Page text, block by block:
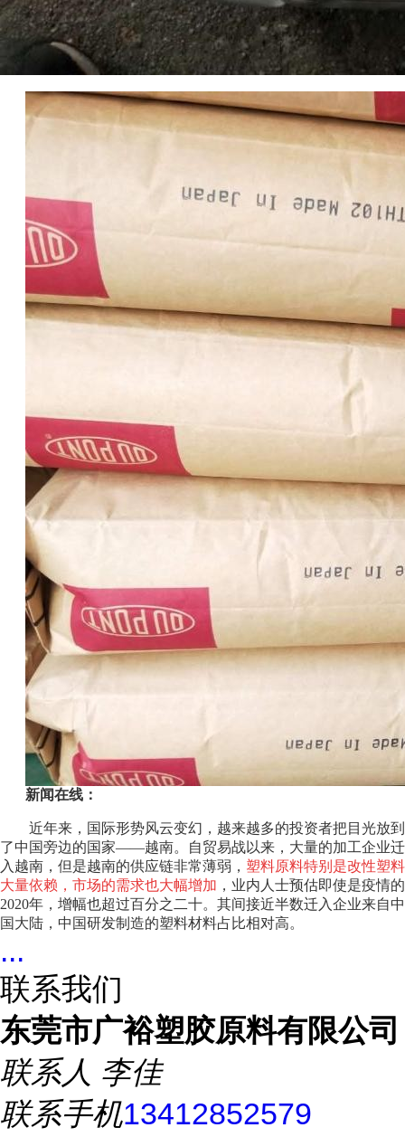
新闻在线：
近年来，国际形势风云变幻，越来越多的投资者把目光放到
了中国旁边的国家——越南。自贸易战以来，大量的加工企业迁
入越南，但是越南的供应链非常薄弱， 塑料原料特别是改性塑料
大量依赖，市场的需求也大幅增加 ，业内人士预估即使是疫情的
2020年，增幅也超过百分之二十。其间接近半数迁入企业来自中
国大陆，中国研发制造的塑料材料占比相对高。
...
联系我们
东莞市广裕塑胶原料有限公司
联系人 李佳
联系手机13412852579